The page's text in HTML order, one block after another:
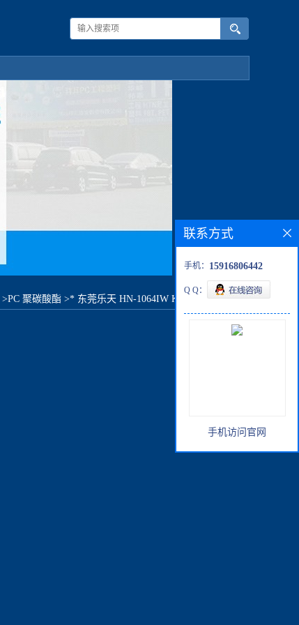
>PC 聚碳酸酯 >* 东莞乐天 HN-1064IW K23732原料价格
联系方式
手机： 15916806442
Q Q：
手机访问官网